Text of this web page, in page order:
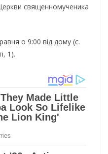
священномученика
о 9:00 від дому (с.
1).